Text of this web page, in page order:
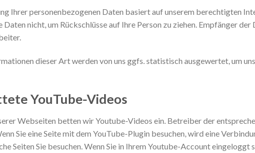
Ihrer personenbezogenen Daten basiert auf unserem berechtigten
Daten nicht, um Rückschlüsse auf Ihre Person zu ziehen. Empfänger
dieser Art werden von uns ggfs. statistisch ausgewertet, um
YouTube-Videos
Webseiten betten wir Youtube-Videos ein. Betreiber der
Sie eine Seite mit dem YouTube-Plugin besuchen, wird eine
Seiten Sie besuchen. Wenn Sie in Ihrem Youtube-Account